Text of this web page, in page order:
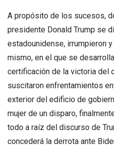
A propósito de los sucesos,
presidente Donald Trump se
estadounidense, irrumpieron
mismo, en el que se
certificación de la victoria del
suscitaron enfrentamientos
exterior del edificio de
mujer de un disparo,
todo a raíz del discurso de
concederá la derrota ante